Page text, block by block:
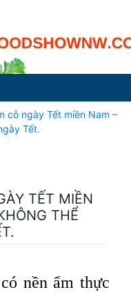
cỗ ngày Tết miền Nam –
Tết.
TẾT MIỀN
THỂ
nền ẩm thực